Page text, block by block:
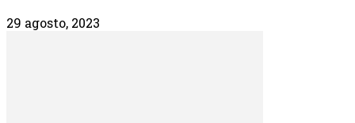
29 agosto, 2023